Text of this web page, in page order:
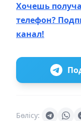
Хочешь
телефон?
канал!
Бөлісу: